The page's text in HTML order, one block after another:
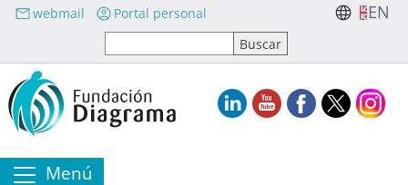
Pasar al contenido principal
webmail Portal personal EN
Menú